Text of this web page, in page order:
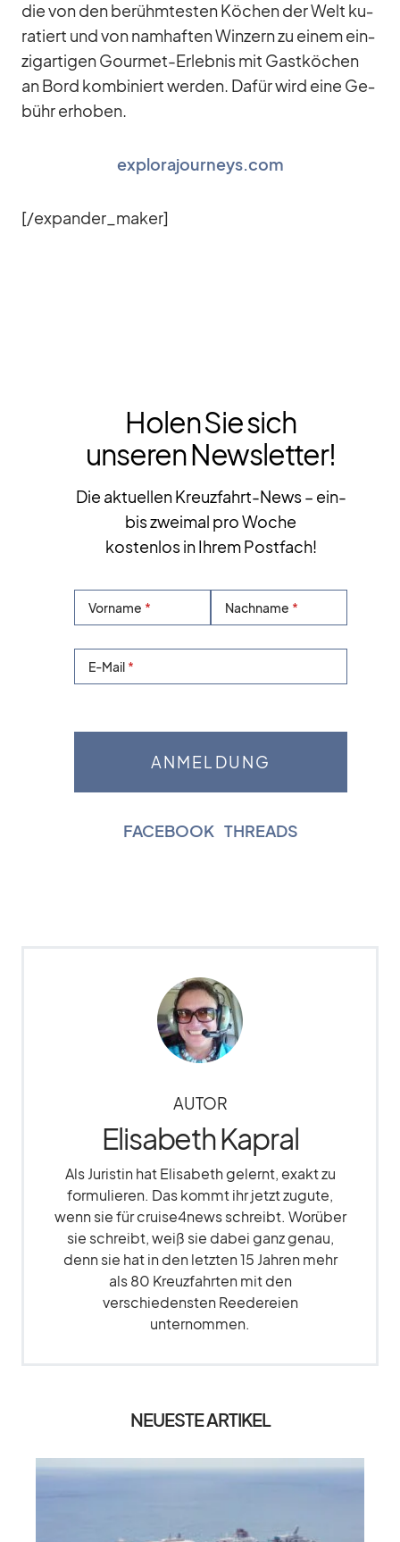
die von den be­rühm­tes­ten Kö­chen der Welt ku­
ra­tiert und von nam­haf­ten Win­zern zu ei­nem ein­
zig­ar­ti­gen Gour­met-Er­leb­nis mit Gast­kö­chen
an Bord kom­bi­niert wer­den. Da­für wird eine Ge­
bühr er­ho­ben.
explorajourneys.com
[/​expander_​maker]
Holen Sie sich
unseren Newsletter!
Die aktuellen Kreuzfahrt-News – ein-
bis zweimal pro Woche
kostenlos in Ihrem Postfach!
Vorname Nachname
E-Mail
FACEBOOK THREADS
AUTOR
Elisabeth Kapral
Als Juristin hat Elisabeth gelernt, exakt zu
formulieren. Das kommt ihr jetzt zugute,
wenn sie für cruise4news schreibt. Worüber
sie schreibt, weiß sie dabei ganz genau,
denn sie hat in den letzten 15 Jahren mehr
als 80 Kreuzfahrten mit den
verschiedensten Reedereien
unternommen.
NEUESTE ARTIKEL